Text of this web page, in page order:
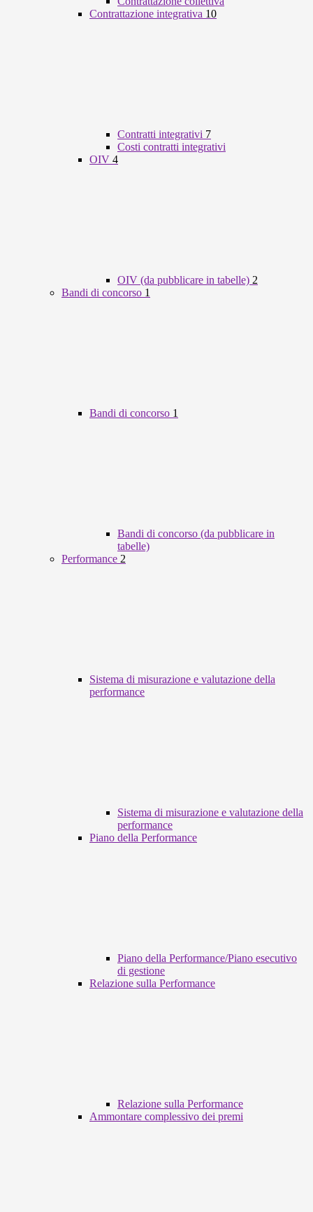
Contrattazione integrativa 10
Contratti integrativi 7
Costi contratti integrativi
OIV 4
OIV (da pubblicare in tabelle) 2
Bandi di concorso 1
Bandi di concorso 1
Bandi di concorso (da pubblicare in
tabelle)
Performance 2
Sistema di misurazione e valutazione della
performance
Sistema di misurazione e valutazione della
performance
Piano della Performance
Piano della Performance/Piano esecutivo
di gestione
Relazione sulla Performance
Relazione sulla Performance
Ammontare complessivo dei premi